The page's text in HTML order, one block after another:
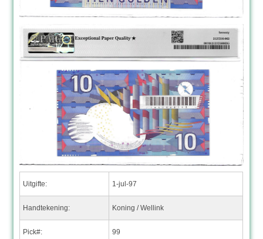
Uitgifte: 1-jul-97
Handtekening: Koning / Wellink
Pick#: 99